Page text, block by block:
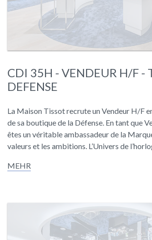
CDI 35H - VENDEUR H/F -
DEFENSE
La Maison Tissot recrute un Vendeur H/F
de sa boutique de la Défense. En tant que
êtes un véritable ambassadeur de la
valeurs et les ambitions. L’Univers de
MEHR